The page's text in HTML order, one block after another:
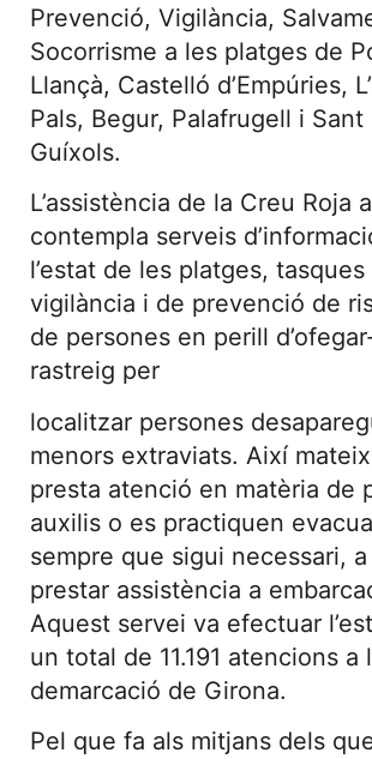
Prevenció, Vigilància,
Socorrisme a les platges de
Llançà, Castelló d’Empúries,
Pals, Begur, Palafrugell i Sant
Guíxols.
L’assistència de la Creu Roja
contempla serveis
l’estat de les platges, tasques
vigilància i de prevenció de
de persones en perill
rastreig per
localitzar persones
menors extraviats. Així
presta atenció en matèria de
auxilis o es practiquen
sempre que sigui necessari,
prestar assistència a
Aquest servei va efectuar
un total de 11.191 atencions a
demarcació de Girona.
Pel que fa als mitjans dels